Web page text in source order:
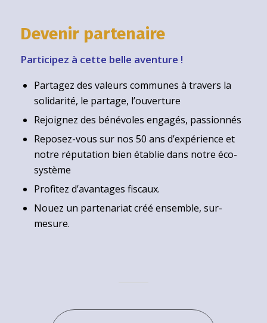
Devenir partenaire
Participez à cette belle aventure !
Partagez des valeurs communes à travers la
solidarité, le partage, l’ouverture
Rejoignez des bénévoles engagés, passionnés
Reposez-vous sur nos 50 ans d’expérience et
notre réputation bien établie dans notre éco-
système
Profitez d’avantages fiscaux.
Nouez un partenariat créé ensemble, sur-
mesure.